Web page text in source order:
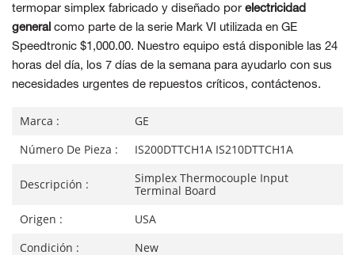
termopar simplex fabricado y diseñado por electricidad
general como parte de la serie Mark VI utilizada en GE
Speedtronic $1,000.00. Nuestro equipo está disponible las 24
horas del día, los 7 días de la semana para ayudarlo con sus
necesidades urgentes de repuestos críticos, contáctenos.
Marca :
GE
Número De Pieza :
IS200DTTCH1A IS210DTTCH1A
Descripción :
Simplex Thermocouple Input
Terminal Board
Origen :
USA
Condición :
New